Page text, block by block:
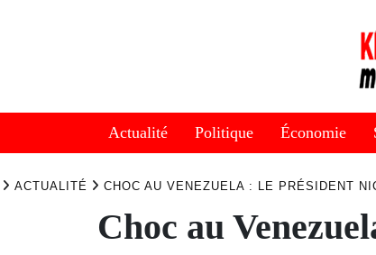
Actualité Politique Économie
ACTUALITÉ CHOC AU VENEZUELA : LE PRÉSIDENT
Choc au